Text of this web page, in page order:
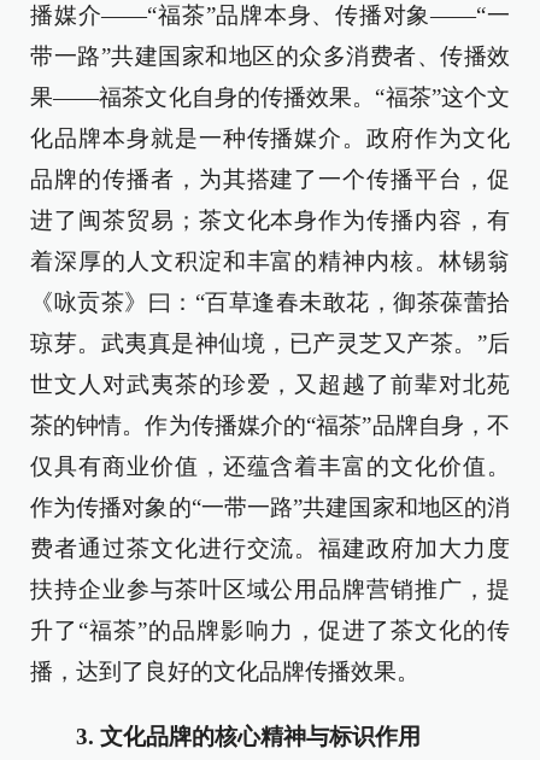
播媒介——“福茶”品牌本身、传播对象——“一
带一路”共建国家和地区的众多消费者、传播效
果——福茶文化自身的传播效果。“福茶”这个文
化品牌本身就是一种传播媒介。政府作为文化
品牌的传播者，为其搭建了一个传播平台，促
进了闽茶贸易；茶文化本身作为传播内容，有
着深厚的人文积淀和丰富的精神内核。林锡翁
《咏贡茶》曰：“百草逢春未敢花，御茶葆蕾拾
琼芽。武夷真是神仙境，已产灵芝又产茶。”后
世文人对武夷茶的珍爱，又超越了前辈对北苑
茶的钟情。作为传播媒介的“福茶”品牌自身，不
仅具有商业价值，还蕴含着丰富的文化价值。
作为传播对象的“一带一路”共建国家和地区的消
费者通过茶文化进行交流。福建政府加大力度
扶持企业参与茶叶区域公用品牌营销推广，提
升了“福茶”的品牌影响力，促进了茶文化的传
播，达到了良好的文化品牌传播效果。
3. 文化品牌的核心精神与标识作用